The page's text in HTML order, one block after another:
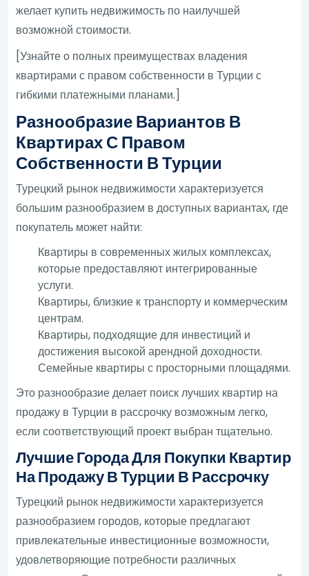
желает купить недвижимость по наилучшей
возможной стоимости.
[Узнайте о полных преимуществах владения
квартирами с правом собственности в Турции с
гибкими платежными планами.]
Разнообразие Вариантов В
Квартирах С Правом
Собственности В Турции
Турецкий рынок недвижимости характеризуется
большим разнообразием в доступных вариантах, где
покупатель может найти:
Квартиры в современных жилых комплексах,
которые предоставляют интегрированные
услуги.
Квартиры, близкие к транспорту и коммерческим
центрам.
Квартиры, подходящие для инвестиций и
достижения высокой арендной доходности.
Семейные квартиры с просторными площадями.
Это разнообразие делает поиск лучших квартир на
продажу в Турции в рассрочку возможным легко,
если соответствующий проект выбран тщательно.
Лучшие Города Для Покупки Квартир
На Продажу В Турции В Рассрочку
Турецкий рынок недвижимости характеризуется
разнообразием городов, которые предлагают
привлекательные инвестиционные возможности,
удовлетворяющие потребности различных